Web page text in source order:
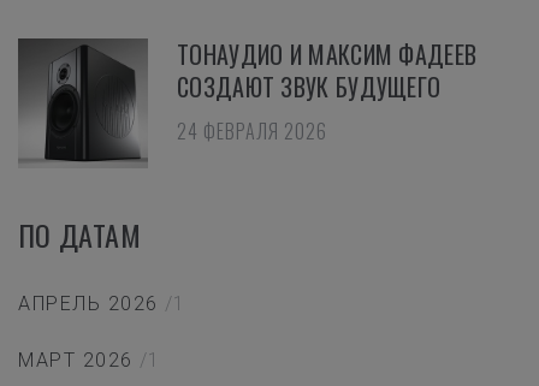
ТОНАУДИО И МАКСИМ ФАДЕЕВ
СОЗДАЮТ ЗВУК БУДУЩЕГО
24 ФЕВРАЛЯ 2026
ПО ДАТАМ
АПРЕЛЬ 2026 /1
МАРТ 2026 /1